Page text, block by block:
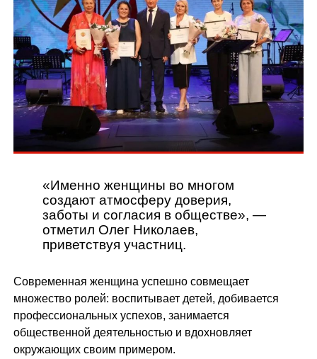
«Именно женщины во многом
создают атмосферу доверия,
заботы и согласия в обществе», —
отметил Олег Николаев,
приветствуя участниц.
Современная женщина успешно совмещает
множество ролей: воспитывает детей, добивается
профессиональных успехов, занимается
общественной деятельностью и вдохновляет
окружающих своим примером.